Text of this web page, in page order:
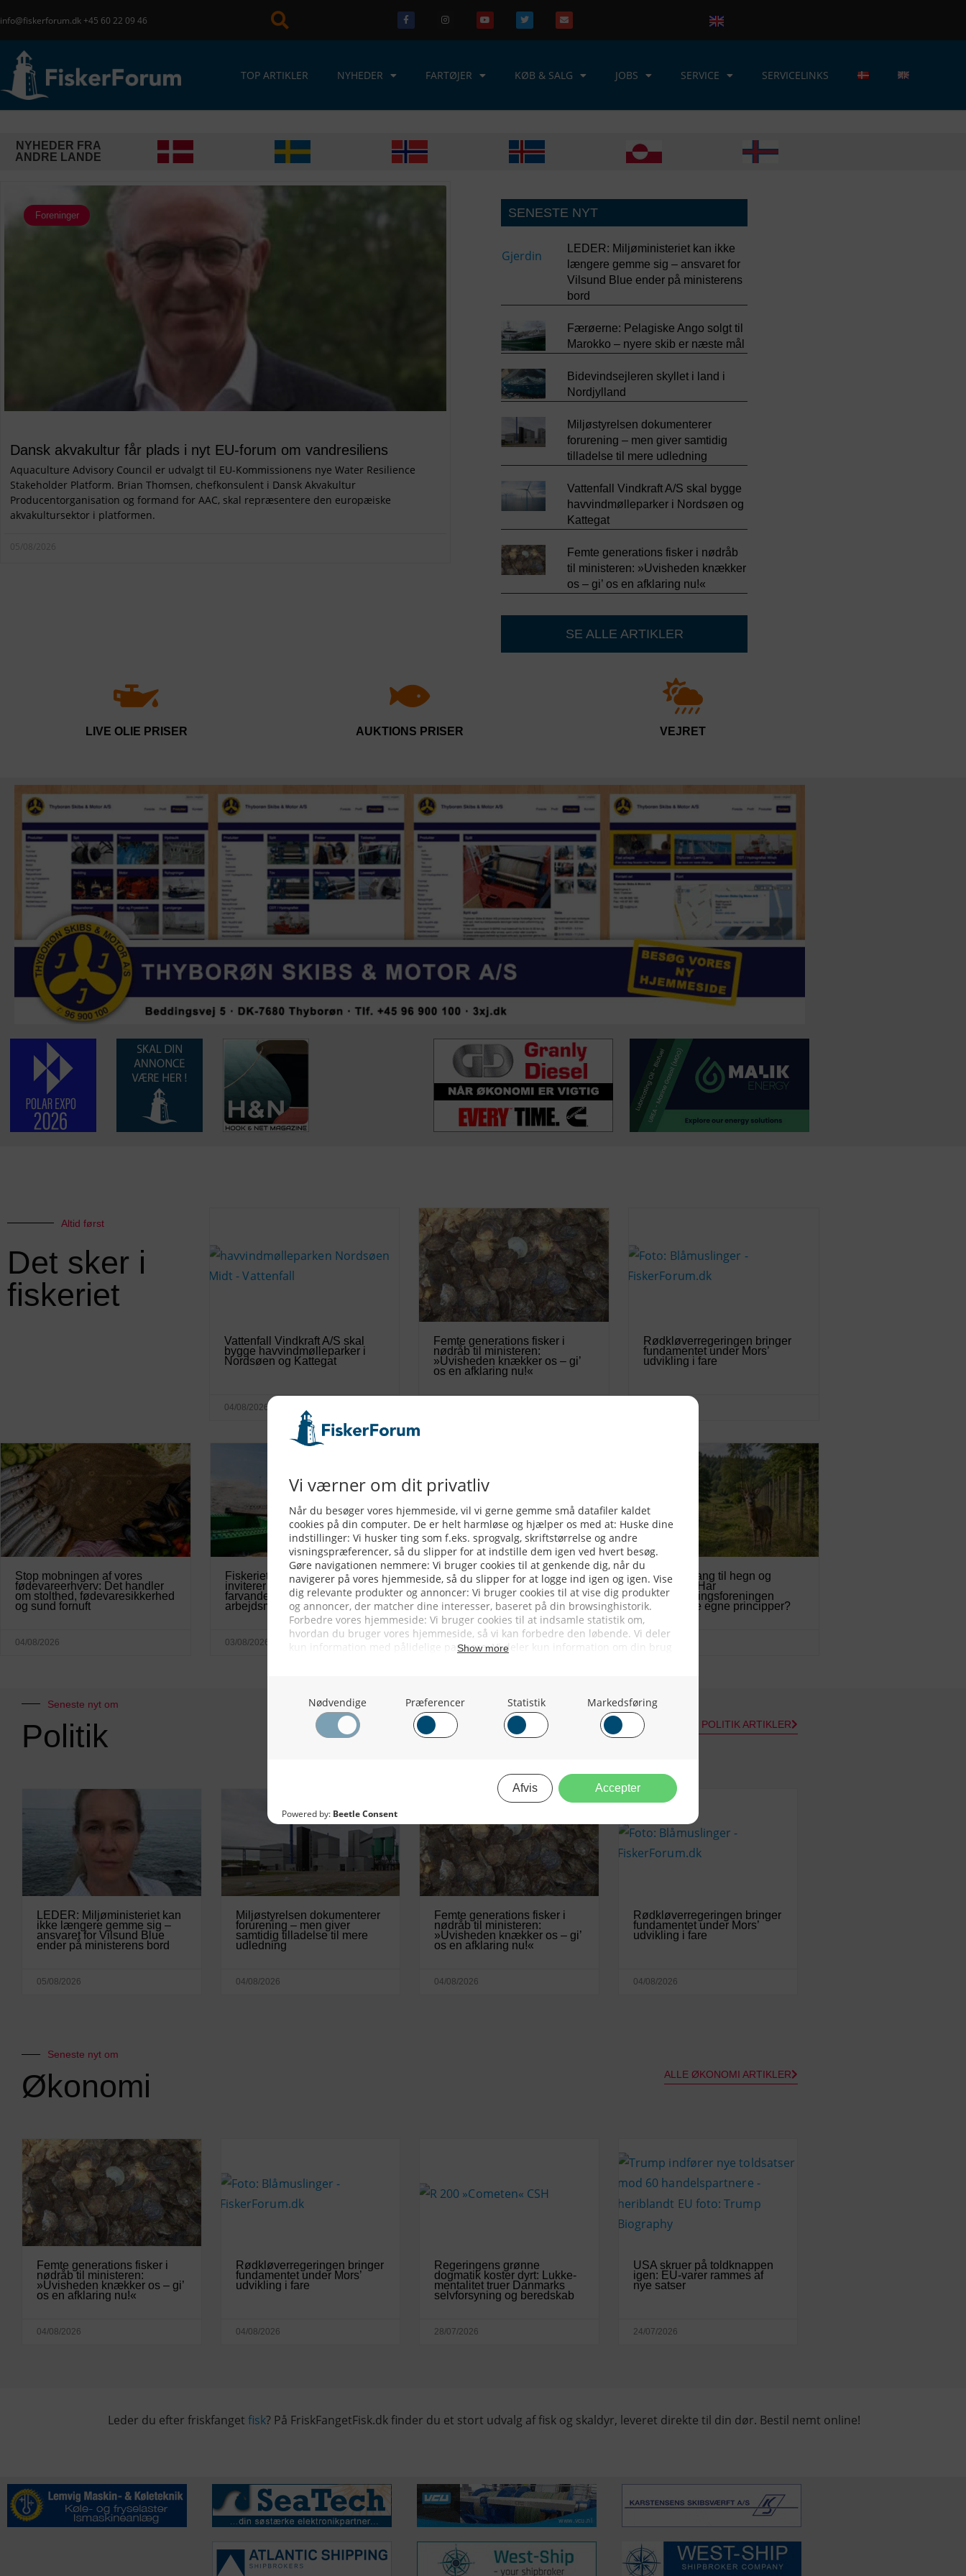
info@fiskerforum.dk +45 60 22 09 46
TOP ARTIKLER NYHEDER FARTØJER KØB & SALG JOBS SERVICE SERVICELINKS
NYHEDER FRA
ANDRE LANDE
Foreninger
Dansk akvakultur får plads i nyt EU-forum om vandresiliens
Aquaculture Advisory Council er udvalgt til EU-Kommissionens nye Water Resilience
Stakeholder Platform. Brian Thomsen, chefkonsulent i Dansk Akvakultur
Producentorganisation og formand for AAC, skal repræsentere den europæiske
akvakultursektor i platformen.
05/08/2026
SENESTE NYT
LEDER: Miljøministeriet kan ikke
længere gemme sig – ansvaret for
Vilsund Blue ender på ministerens
bord
Færøerne: Pelagiske Ango solgt til
Marokko – nyere skib er næste mål
Bidevindsejleren skyllet i land i
Nordjylland
Miljøstyrelsen dokumenterer
forurening – men giver samtidig
tilladelse til mere udledning
Vattenfall Vindkraft A/S skal bygge
havvindmølleparker i Nordsøen og
Kattegat
Femte generations fisker i nødråb
til ministeren: »Uvisheden knækker
os – gi’ os en afklaring nu!«
SE ALLE ARTIKLER
LIVE OLIE PRISER AUKTIONS PRISER VEJRET
Altid først
Det sker i
fiskeriet
Vattenfall Vindkraft A/S skal
bygge havvindmølleparker i
Nordsøen og Kattegat
04/08/2026
Femte generations fisker i
nødråb til ministeren:
»Uvisheden knækker os – gi’
os en afklaring nu!«
Rødkløverregeringen bringer
fundamentet under Mors’
udvikling i fare
Stop mobningen af vores
fødevareerhverv: Det handler
om stolthed, fødevaresikkerhed
og sund fornuft
04/08/2026
Fiskeriets Arbejdsmiljøråd
inviterer fiskerne i de indre
farvande til
arbejdsmiljøseminar
03/08/2026
Fødevaremomsen bør handle
om mere end billigere indkøb
03/08/2026
Fra fri adgang til hegn og
lukninger: Har
Naturfredningsforeningen
svigtet sine egne principper?
03/08/2026
Seneste nyt om
Politik ALLE POLITIK ARTIKLER
LEDER: Miljøministeriet kan
ikke længere gemme sig –
ansvaret for Vilsund Blue
ender på ministerens bord
05/08/2026
Miljøstyrelsen dokumenterer
forurening – men giver
samtidig tilladelse til mere
udledning
04/08/2026
Femte generations fisker i
nødråb til ministeren:
»Uvisheden knækker os – gi’
os en afklaring nu!«
04/08/2026
Rødkløverregeringen bringer
fundamentet under Mors’
udvikling i fare
04/08/2026
Seneste nyt om
Økonomi ALLE ØKONOMI ARTIKLER
Femte generations fisker i
nødråb til ministeren:
»Uvisheden knækker os – gi’
os en afklaring nu!«
04/08/2026
Rødkløverregeringen bringer
fundamentet under Mors’
udvikling i fare
04/08/2026
Regeringens grønne
dogmatik koster dyrt: Lukke-
mentalitet truer Danmarks
selvforsyning og beredskab
28/07/2026
USA skruer på toldknappen
igen: EU-varer rammes af
nye satser
24/07/2026
Leder du efter friskfanget fisk? På FriskFangetFisk.dk finder du et stort udvalg af fisk og skaldyr, leveret direkte til din dør. Bestil nemt online!